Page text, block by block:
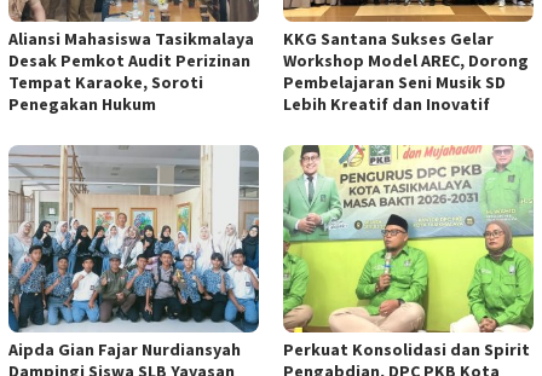
Aliansi Mahasiswa Tasikmalaya
Desak Pemkot Audit Perizinan
Tempat Karaoke, Soroti
Penegakan Hukum
KKG Santana Sukses Gelar
Workshop Model AREC, Dorong
Pembelajaran Seni Musik SD
Lebih Kreatif dan Inovatif
Aipda Gian Fajar Nurdiansyah
Dampingi Siswa SLB Yayasan
Perkuat Konsolidasi dan Spirit
Pengabdian, DPC PKB Kota